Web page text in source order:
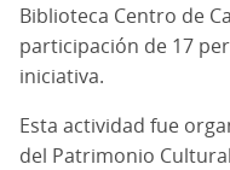
Biblioteca Centro de
participación de 17
iniciativa.
Esta actividad fue
del Patrimonio